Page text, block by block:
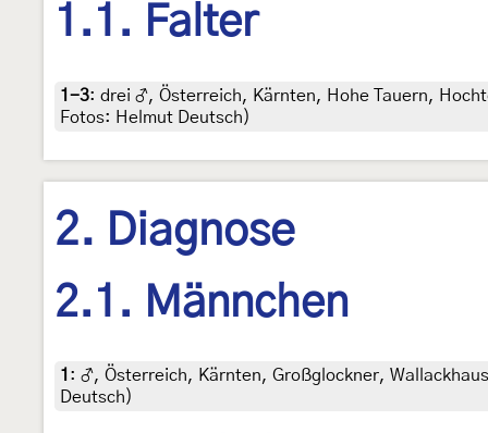
1.1. Falter
1-3: drei ♂, Österreich, Kärnten, Hohe Tauern,
Fotos: Helmut Deutsch)
2. Diagnose
2.1. Männchen
1 : ♂, Österreich, Kärnten, Großglockner,
Deutsch)